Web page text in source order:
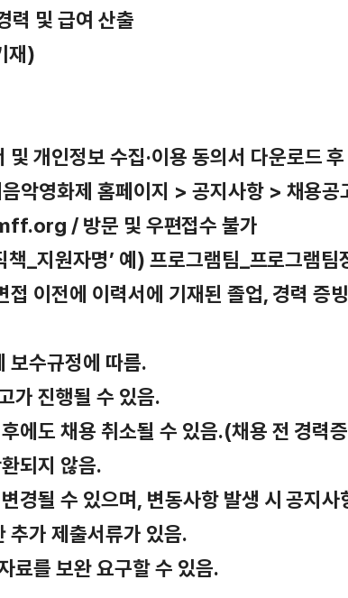
력 및 급여 산출
재)
개인정보 수집·이용 동의서 다운로드
악영화제 홈페이지 > 공지사항 > 채용공
/ 방문 및 우편접수 불가
책_지원자명’ 예) 프로그램팀_프로그램팀
접 이전에 이력서에 기재된 졸업, 경력 증
보수규정에 따름.
가 진행될 수 있음.
에도 채용 취소될 수 있음.(채용 전 경력
되지 않음.
경될 수 있으며, 변동사항 발생 시 공지사
추가 제출서류가 있음.
료를 보완 요구할 수 있음.